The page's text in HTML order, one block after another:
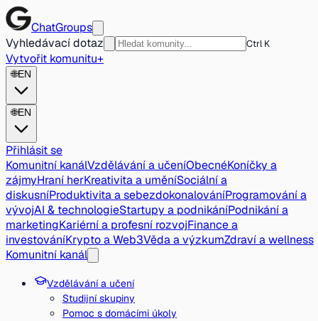
ChatGroups
Vyhledávací dotaz
Ctrl K
Vytvořit komunitu+
🌐EN
🌐EN
Přihlásit se
Komunitní kanálVzdělávání a učeníObecnéKoníčky a
zájmyHraní herKreativita a uměníSociální a
diskusníProduktivita a sebezdokonalováníProgramování a
vývojAI & technologieStartupy a podnikáníPodnikání a
marketingKariérní a profesní rozvojFinance a
investováníKrypto a Web3Věda a výzkumZdraví a wellness
Komunitní kanál
Vzdělávání a učení
Studijní skupiny
Pomoc s domácími úkoly